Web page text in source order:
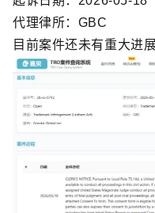
代理律所： GBC
目前案件还未有重大进